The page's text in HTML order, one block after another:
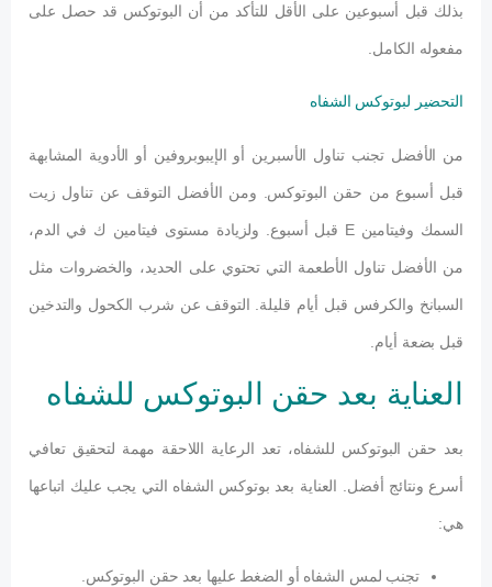
بذلك قبل أسبوعين على الأقل للتأكد من أن البوتوكس قد حصل على
مفعوله الكامل.
التحضير لبوتوكس الشفاه
من الأفضل تجنب تناول الأسبرين أو الإيبوبروفين أو الأدوية المشابهة
قبل أسبوع من حقن البوتوكس. ومن الأفضل التوقف عن تناول زيت
السمك وفيتامين E قبل أسبوع. ولزيادة مستوى فيتامين ك في الدم،
من الأفضل تناول الأطعمة التي تحتوي على الحديد، والخضروات مثل
السبانخ والكرفس قبل أيام قليلة. التوقف عن شرب الكحول والتدخين
قبل بضعة أيام.
العناية بعد حقن البوتوكس للشفاه
بعد حقن البوتوكس للشفاه، تعد الرعاية اللاحقة مهمة لتحقيق تعافي
أسرع ونتائج أفضل. العناية بعد بوتوكس الشفاه التي يجب عليك اتباعها
هي:
تجنب لمس الشفاه أو الضغط عليها بعد حقن البوتوكس.